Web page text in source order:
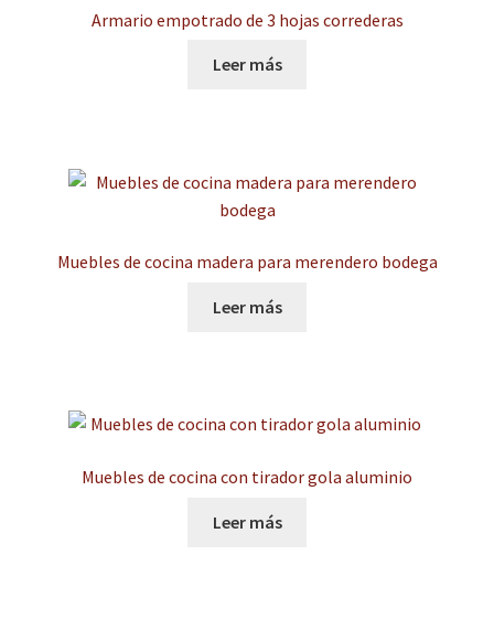
Armario empotrado de 3 hojas correderas
Leer más
Muebles de cocina madera para merendero bodega
Leer más
Muebles de cocina con tirador gola aluminio
Leer más